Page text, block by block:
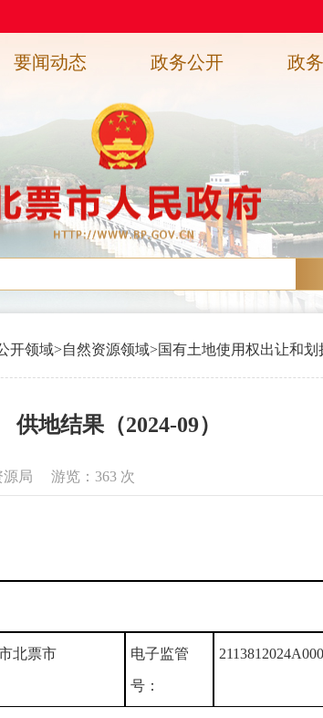
要闻动态 政务公开 政
开领域>自然资源领域>国有土地使用权出让和划
供地结果（2024-09）
源局 游览： 363 次
北票市 电子监管
号：